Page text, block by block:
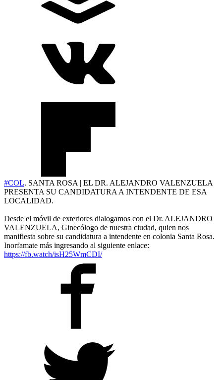
#COL. SANTA ROSA | EL DR. ALEJANDRO VALENZUELA
PRESENTA SU CANDIDATURA A INTENDENTE DE ESA
LOCALIDAD.
Desde el móvil de exteriores dialogamos con el Dr. ALEJANDRO
VALENZUELA, Ginecólogo de nuestra ciudad, quien nos
manifiesta sobre su candidatura a intendente en colonia Santa Rosa.
Inorfamate más ingresando al siguiente enlace:
https://fb.watch/isH25WmCDI/